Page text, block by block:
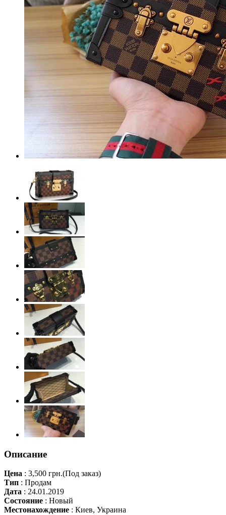
Описание
Цена : 3,500 грн.(Под заказ)
Тип : Продам
Дата : 24.01.2019
Состояние : Новый
Местонахождение : Киев, Украина